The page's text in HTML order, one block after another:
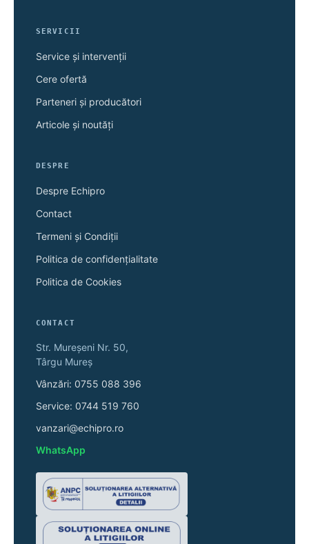
SERVICII
Service și intervenții
Cere ofertă
Parteneri și producători
Articole și noutăți
DESPRE
Despre Echipro
Contact
Termeni și Condiții
Politica de confidențialitate
Politica de Cookies
CONTACT
Str. Mureșeni Nr. 50,
Târgu Mureș
Vânzări: 0755 088 396
Service: 0744 519 760
vanzari@echipro.ro
WhatsApp